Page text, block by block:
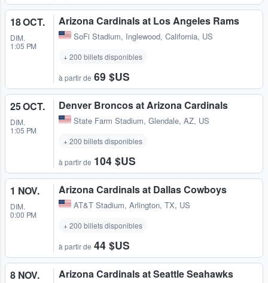
18 OCT.
DIM.
1:05 PM
Arizona Cardinals at Los Angeles Rams
SoFi Stadium, Inglewood, California, US
+ 200 billets disponibles
à partir de 69 $US
25 OCT.
DIM.
1:05 PM
Denver Broncos at Arizona Cardinals
State Farm Stadium, Glendale, AZ, US
+ 200 billets disponibles
à partir de 104 $US
1 NOV.
DIM.
0:00 PM
Arizona Cardinals at Dallas Cowboys
AT&T Stadium, Arlington, TX, US
+ 200 billets disponibles
à partir de 44 $US
8 NOV. Arizona Cardinals at Seattle Seahawks